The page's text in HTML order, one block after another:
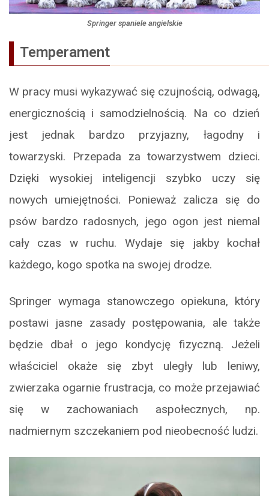
Springer spaniele angielskie
Temperament
W pracy musi wykazywać się czujnością, odwagą,
energicznością i samodzielnością. Na co dzień
jest jednak bardzo przyjazny, łagodny i
towarzyski. Przepada za towarzystwem dzieci.
Dzięki wysokiej inteligencji szybko uczy się
nowych umiejętności. Ponieważ zalicza się do
psów bardzo radosnych, jego ogon jest niemal
cały czas w ruchu. Wydaje się jakby kochał
każdego, kogo spotka na swojej drodze.
Springer wymaga stanowczego opiekuna, który
postawi jasne zasady postępowania, ale także
będzie dbał o jego kondycję fizyczną. Jeżeli
właściciel okaże się zbyt uległy lub leniwy,
zwierzaka ogarnie frustracja, co może przejawiać
się w zachowaniach aspołecznych, np.
nadmiernym szczekaniem pod nieobecność ludzi.